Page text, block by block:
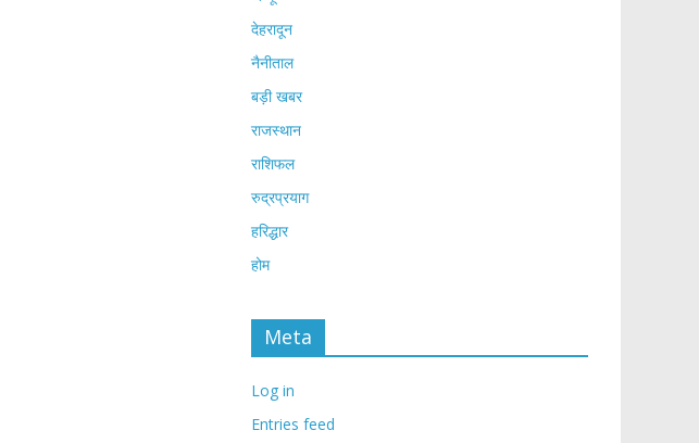
देहरादून
नैनीताल
बड़ी खबर
राजस्थान
राशिफल
रुद्रप्रयाग
हरिद्धार
होम
Meta
Log in
Entries feed